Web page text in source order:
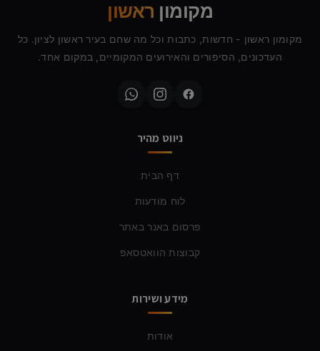
מקומון ראשון
מקומון ראשון - חדשות, כתבות וכל מה שחם בעיר ראשון לציון. כל
העדכונים, הסיפורים והאירועים המקומיים, במקום אחד.
ניווט מהיר
דף הבית
לוח מודעות
פרסום באנר באתר
קבוצות הוואטסאפ
מידע ושירות
אודות